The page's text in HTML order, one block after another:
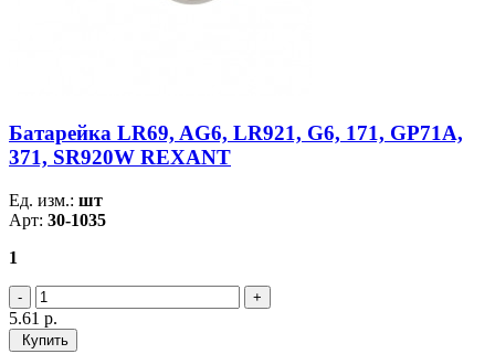
Батарейка LR69, AG6, LR921, G6, 171, GP71A,
371, SR920W REXANT
Ед. изм.: шт
Арт: 30-1035
1
5.61 р.
Купить